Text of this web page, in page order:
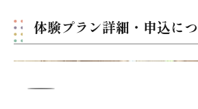
体験プラン詳細・申込に